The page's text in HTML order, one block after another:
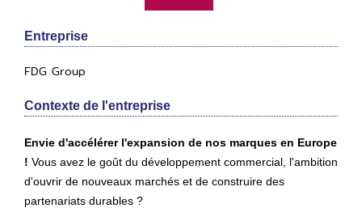
Entreprise
FDG Group
Contexte de l'entreprise
Envie d'accélérer l'expansion de nos marques en Europe
! Vous avez le goût du développement commercial, l'ambition
d'ouvrir de nouveaux marchés et de construire des
partenariats durables ?